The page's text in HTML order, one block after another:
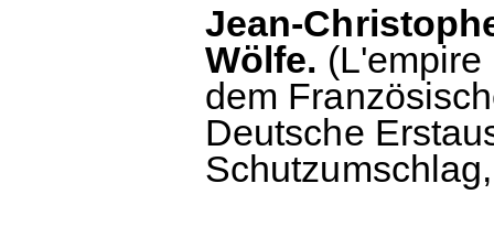
Jean-
Wölfe.
dem
Deutsche